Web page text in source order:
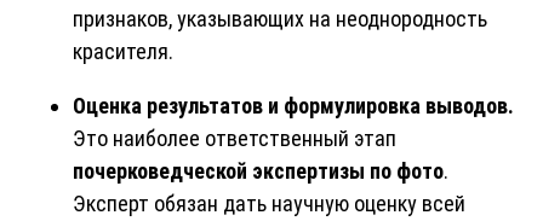
признаков, указывающих на неоднородность
красителя.
Оценка результатов и формулировка выводов.
Это наиболее ответственный этап
почерковедческой экспертизы по фото.
Эксперт обязан дать научную оценку всей